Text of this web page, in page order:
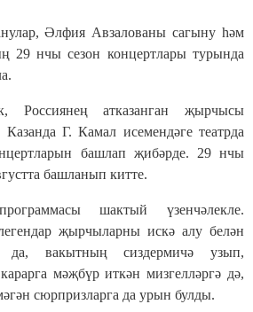
Әлфия Авзалованы сагыну һәм
29 нчы сезон концертлары турында
Россиянең атказанган җырчысы
Г. Камал исемендәге театрда
башлап җибәрде. 29 нчы
башланып китте.
шактый үзенчәлекле.
җырчыларны искә алу белән
да, вакытның сиздермичә узып,
мәҗбүр иткән мизгелләргә дә,
сюрпризларга да урын булды.